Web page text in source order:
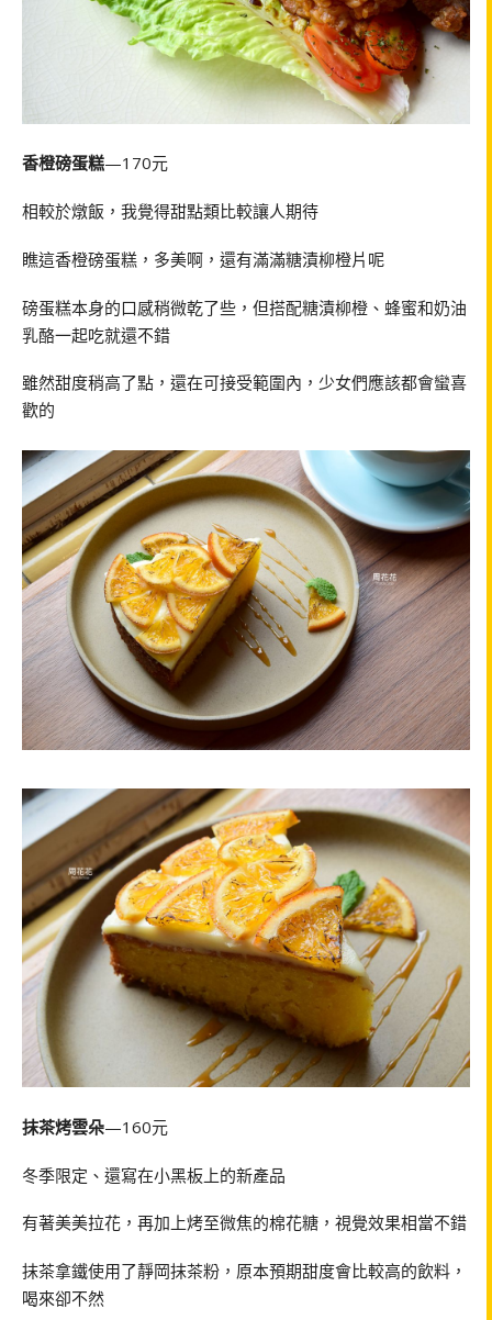
香橙磅蛋糕—170元
相較於燉飯，我覺得甜點類比較讓人期待
瞧這香橙磅蛋糕，多美啊，還有滿滿糖漬柳橙片呢
磅蛋糕本身的口感稍微乾了些，但搭配糖漬柳橙、蜂蜜和奶油
乳酪一起吃就還不錯
雖然甜度稍高了點，還在可接受範圍內，少女們應該都會蠻喜
歡的
抹茶烤雲朵—160元
冬季限定、還寫在小黑板上的新產品
有著美美拉花，再加上烤至微焦的棉花糖，視覺效果相當不錯
抹茶拿鐵使用了靜岡抹茶粉，原本預期甜度會比較高的飲料，
喝來卻不然